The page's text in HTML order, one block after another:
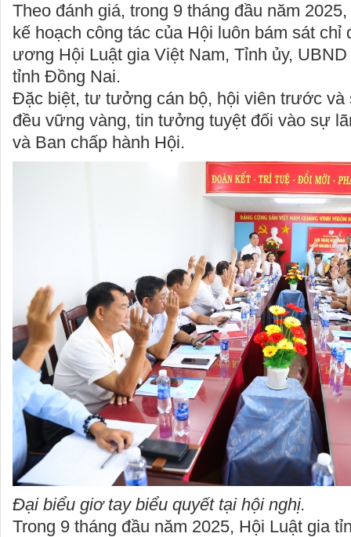
Theo đánh giá, trong 9 tháng đầu năm
kế hoạch công tác của Hội luôn bám sát chỉ
ương Hội Luật gia Việt Nam, Tỉnh ủy,
tỉnh Đồng Nai.
Đặc biệt, tư tưởng cán bộ, hội viên trước và
đều vững vàng, tin tưởng tuyệt đối vào sự
và Ban chấp hành Hội.
Đại biểu giơ tay biểu quyết tại hội nghị.
Trong 9 tháng đầu năm 2025, Hội Luật gia